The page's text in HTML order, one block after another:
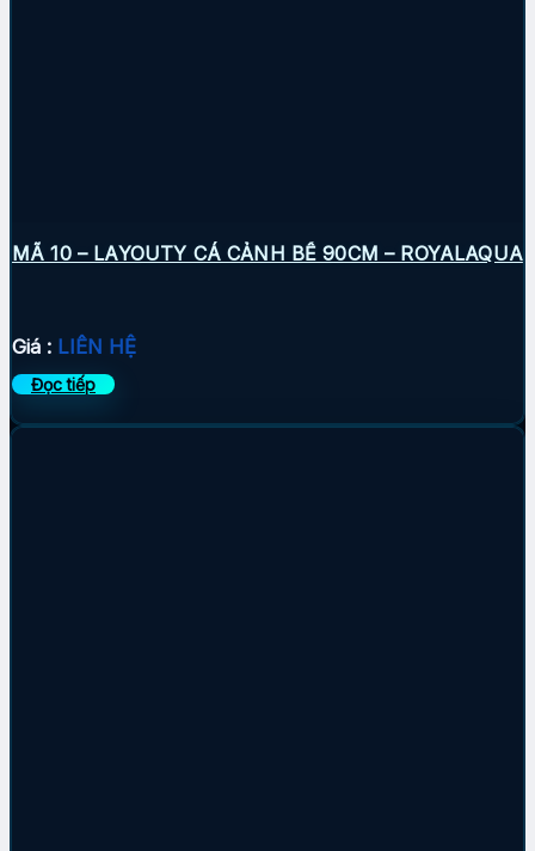
MÃ 10 – LAYOUTY CÁ CẢNH BỂ 90CM – ROYALAQUA
Giá : LIÊN HỆ
Đọc tiếp